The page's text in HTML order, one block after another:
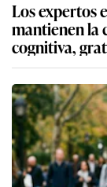
Los expertos
mantienen la
cognitiva,